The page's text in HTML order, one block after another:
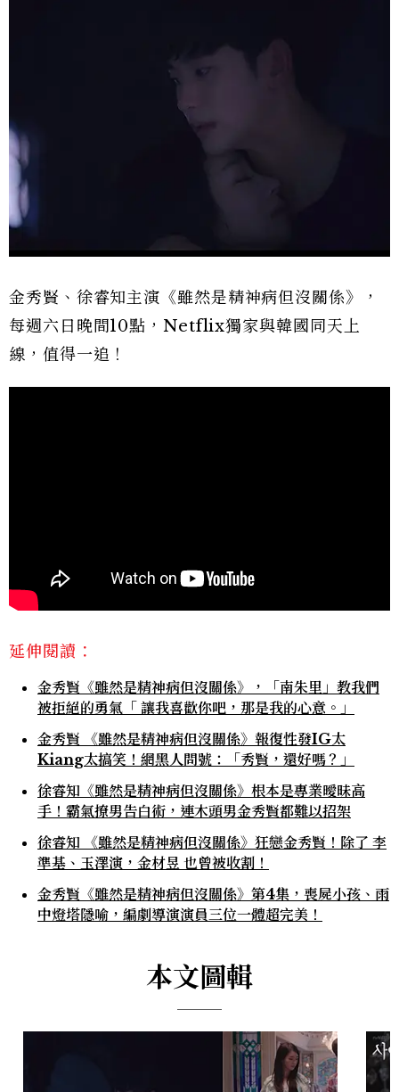
金秀賢、徐睿知主演《雖然是精神病但沒關係》，
每週六日晚間10點，Netflix獨家與韓國同天上
線，值得一追！
延伸閱讀：
金秀賢《雖然是精神病但沒關係》，「南朱里」教我們
被拒絕的勇氣「 讓我喜歡你吧，那是我的心意。」
金秀賢 《雖然是精神病但沒關係》報復性發IG太
Kiang太搞笑！網黑人問號：「秀賢，還好嗎？」
徐睿知《雖然是精神病但沒關係》根本是專業曖昧高
手！霸氣撩男告白術，連木頭男金秀賢都難以招架
徐睿知 《雖然是精神病但沒關係》狂戀金秀賢！除了 李
準基、玉澤演，金材昱 也曾被收割！
金秀賢《雖然是精神病但沒關係》第4集，喪屍小孩、雨
中燈塔隱喻，編劇導演演員三位一體超完美！
本文圖輯